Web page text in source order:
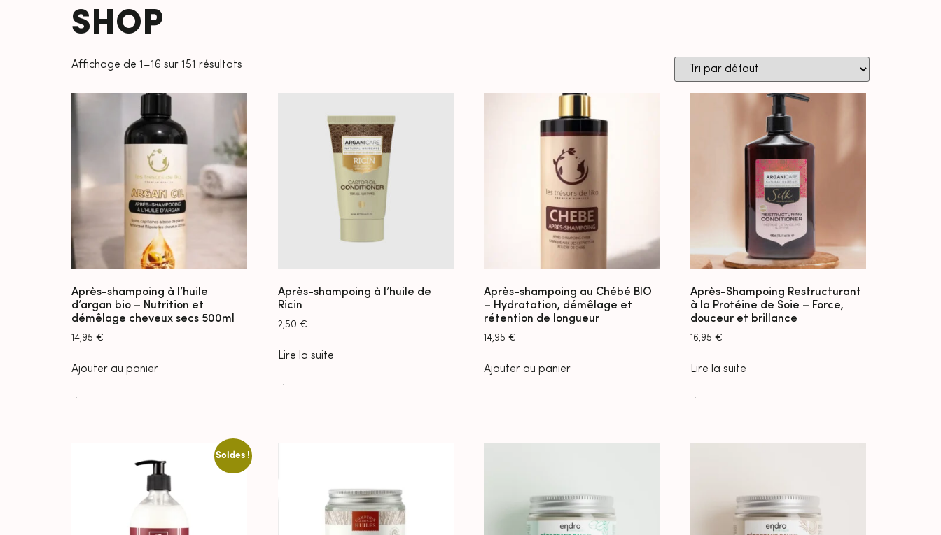
SHOP
Affichage de 1–16 sur 151 résultats
Après-shampoing à l’huile
d’argan bio – Nutrition et
démêlage cheveux secs 500ml
14,95 €
Ajouter au panier
Après-shampoing à l’huile de
Ricin
2,50 €
Lire la suite
Après-shampoing au Chébé BIO
– Hydratation, démêlage et
rétention de longueur
14,95€
Ajouter au panier
Après-Shampoing Restructurant
à la Protéine de Soie – Force,
douceur et brillance
16,95€
Lire la suite
Soldes !